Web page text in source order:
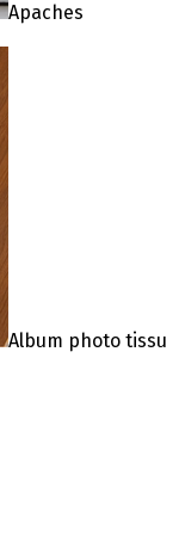
Apaches
Album photo tissu